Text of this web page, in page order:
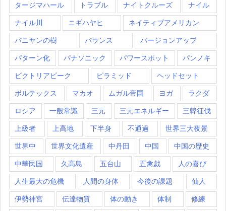
タージマハール トラブル ナイトクルーズ ナイル
ナイル川 ニギハヤヒ ネイティブアメリカン
バニヤンの樹 バランス バージョンアップ
パターン化 パナソニック パワースポット パンノキ
ビクトリアピーク ピラミッド ヘッドセット
ボルテックス マカオ ムガル帝国 ヨガ ラクダ
ロシア 一般常識 三元 三元エネルギー 三韓征伐
上級者 上高地 下半身 不通過 世界三大夜景
世界中 世界文化遺産 中丹田 中国 中国の歴史
中華民国 久高島 五台山 五禽戯 人の喜び
人生最大の危機 人間の身体 今後の課題 仙人
伊勢神宮 伝達物質 体の動き 体制 修練